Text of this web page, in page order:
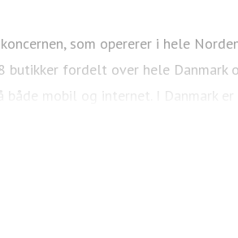
som opererer i hele
butikker fordelt over hele
både mobil og internet. I Danmark